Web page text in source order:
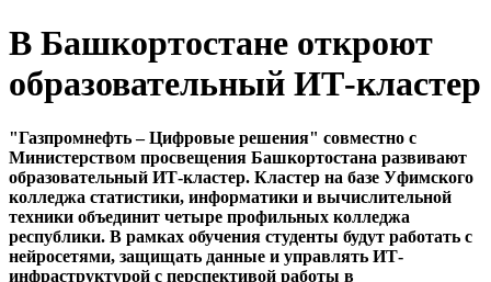
В Башкортостане откроют
образовательный ИТ-кластер
"Газпромнефть – Цифровые решения" совместно с
Министерством просвещения Башкортостана развивают
образовательный ИТ-кластер. Кластер на базе Уфимского
колледжа статистики, информатики и вычислительной
техники объединит четыре профильных колледжа
республики. В рамках обучения студенты будут работать с
нейросетями, защищать данные и управлять ИТ-
инфраструктурой с перспективой работы в